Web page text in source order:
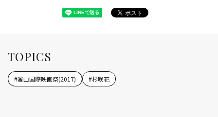
TOPICS
#釜山国際映画祭(2017) #杉咲花